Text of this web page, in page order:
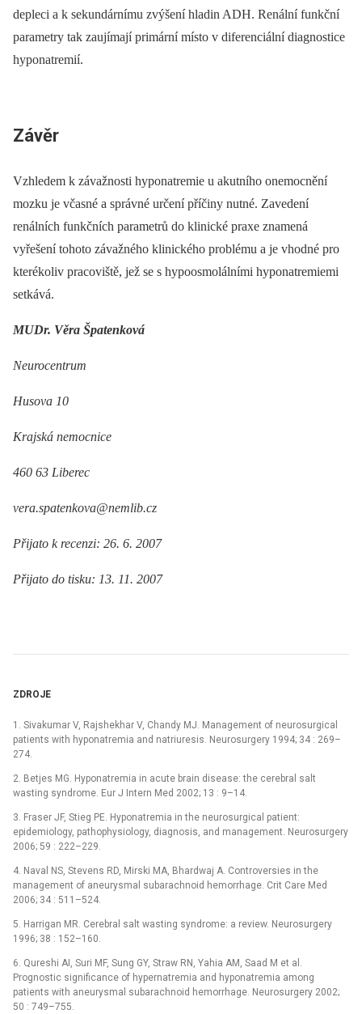
depleci a k sekundárnímu zvýšení hladin ADH. Renální funkční
parametry tak zaujímají primární místo v diferenciální diagnostice
hyponatremií.
Závěr
Vzhledem k závažnosti hyponatremie u akutního onemocnění
mozku je včasné a správné určení příčiny nutné. Zavedení
renálních funkčních parametrů do klinické praxe znamená
vyřešení tohoto závažného klinického problému a je vhodné pro
kterékoliv pracoviště, jež se s hypoosmolálními hyponatremiemi
setkává.
MUDr. Věra Špatenková
Neurocentrum
Husova 10
Krajská nemocnice
460 63 Liberec
vera.spatenkova@nemlib.cz
Přijato k recenzi: 26. 6. 2007
Přijato do tisku: 13. 11. 2007
ZDROJE
1. Sivakumar V, Rajshekhar V, Chandy MJ. Management of neurosurgical
patients with hyponatremia and natriuresis. Neurosurgery 1994; 34 : 269–
274.
2. Betjes MG. Hyponatremia in acute brain disease: the cerebral salt
wasting syndrome. Eur J Intern Med 2002; 13 : 9–14.
3. Fraser JF, Stieg PE. Hyponatremia in the neurosurgical patient:
epidemiology, pathophysiology, diagnosis, and management. Neurosurgery
2006; 59 : 222–229.
4. Naval NS, Stevens RD, Mirski MA, Bhardwaj A. Controversies in the
management of aneurysmal subarachnoid hemorrhage. Crit Care Med
2006; 34 : 511–524.
5. Harrigan MR. Cerebral salt wasting syndrome: a review. Neurosurgery
1996; 38 : 152–160.
6. Qureshi AI, Suri MF, Sung GY, Straw RN, Yahia AM, Saad M et al.
Prognostic significance of hypernatremia and hyponatremia among
patients with aneurysmal subarachnoid hemorrhage. Neurosurgery 2002;
50 : 749–755.